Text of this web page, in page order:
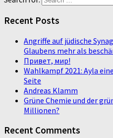
Recent Posts
Angriffe auf jüdische
Glaubens mehr als
Привет, мир!
Wahlkampf 2021: Ayla
Seite
Andreas Klamm
Grüne Chemie und der
Millionen?
Recent Comments